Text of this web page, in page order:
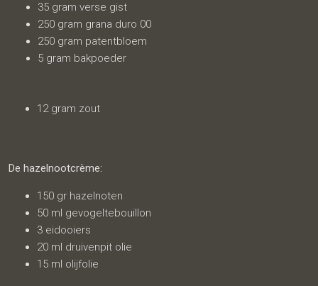
35 gram verse gist
250 gram grana duro 00
250 gram patentbloem
5 gram bakpoeder
12 gram zout
De hazelnootcrème:
150 gr hazelnoten
50 ml gevogeltebouillon
3 eidooiers
20 ml druivenpit olie
15 ml olijfolie